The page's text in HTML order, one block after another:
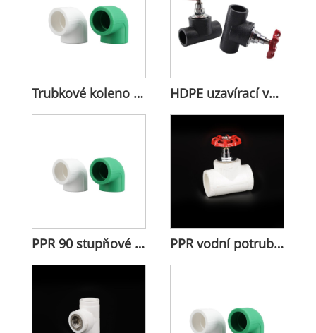
Trubkové koleno PPR 90 stupňů HDPE uzavírací ventil pro řízení průtoku vody
PPR 90 stupňové koleno pro trubky PPR vodní potrubní ventil pro kontrolu tekutiny